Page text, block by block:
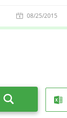
08/25/2015